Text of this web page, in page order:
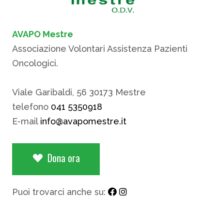
AVAPO Mestre
Associazione Volontari Assistenza Pazienti
Oncologici.
Viale Garibaldi, 56 30173 Mestre
telefono 041 5350918
E-mail info@avapomestre.it
Dona ora
Puoi trovarci anche su: